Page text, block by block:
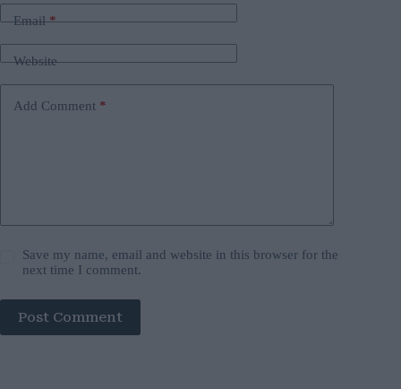
Email*
Website
Add Comment *
Save my name, email and website in this browser for the
next time I comment.
Post Comment